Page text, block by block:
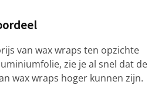
van wax wraps ten opzichte
zie je al snel dat de
wax wraps hoger kunnen zijn.